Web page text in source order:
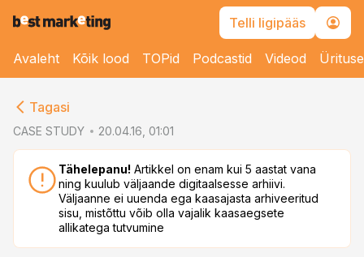
Telli ligipääs
Avaleht Kõik lood TOPid Podcastid Videod
Tagasi
CASE STUDY 20.04.16, 01:01
Tähelepanu! Artikkel on enam kui 5 aastat vana
ning kuulub väljaande digitaalsesse arhiivi.
Väljaanne ei uuenda ega kaasajasta arhiveeritud
sisu, mistõttu võib olla vajalik kaasaegsete
allikatega tutvumine